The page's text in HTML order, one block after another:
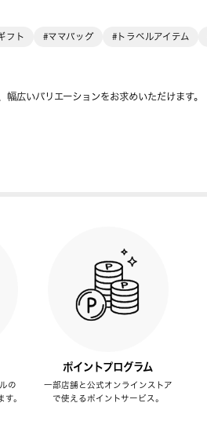
フト #ママバッグ #トラベルアイテム
広いバリエーションをお求めいただけます。
の
。
ポイントプログラム
一部店舗と公式オンラインストア
で使えるポイントサービス。